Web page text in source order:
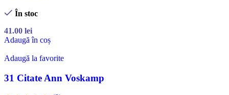
În stoc
41.00 lei
Adaugă în coș
Adaugă la favorite
31 Citate Ann Voskamp